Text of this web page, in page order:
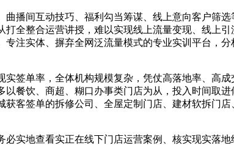
间互动技巧、福利勾当筹谋、线上意向客户筛
全整合运营讲授，难以实现线上流量变现、线上
注实体、摒弃全网泛流量模式的专业实训平台，
单率，全体机构规模复杂，凭仗高落地率、高
餐饮、商超、糊口办事类门店为从，投入时间取
客签单的拆修公司、全屋定制门店、建材软拆门
地查看实正在线下门店运营案例、核实现实落